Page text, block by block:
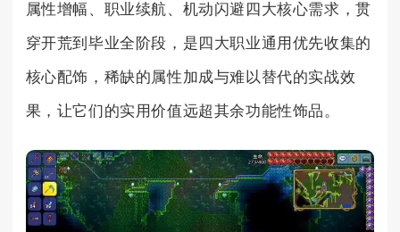
属性增幅、职业续航、机动闪避四大核心需求，贯
穿开荒到毕业全阶段，是四大职业通用优先收集的
核心配饰，稀缺的属性加成与难以替代的实战效
果，让它们的实用价值远超其余功能性饰品。